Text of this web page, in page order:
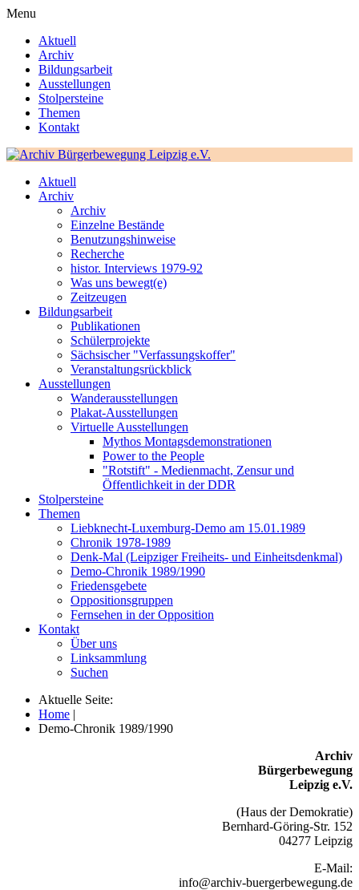
Menu
Aktuell
Archiv
Bildungsarbeit
Ausstellungen
Stolpersteine
Themen
Kontakt
Aktuell
Archiv
Archiv
Einzelne Bestände
Benutzungshinweise
Recherche
histor. Interviews 1979-92
Was uns bewegt(e)
Zeitzeugen
Bildungsarbeit
Publikationen
Schülerprojekte
Sächsischer "Verfassungskoffer"
Veranstaltungsrückblick
Ausstellungen
Wanderausstellungen
Plakat-Ausstellungen
Virtuelle Ausstellungen
Mythos Montagsdemonstrationen
Power to the People
"Rotstift" - Medienmacht, Zensur und
Öffentlichkeit in der DDR
Stolpersteine
Themen
Liebknecht-Luxemburg-Demo am 15.01.1989
Chronik 1978-1989
Denk-Mal (Leipziger Freiheits- und Einheitsdenkmal)
Demo-Chronik 1989/1990
Friedensgebete
Oppositionsgruppen
Fernsehen in der Opposition
Kontakt
Über uns
Linksammlung
Suchen
Aktuelle Seite:
Home |
Demo-Chronik 1989/1990
Archiv
Bürgerbewegung
Leipzig e.V.
(Haus der Demokratie)
Bernhard-Göring-Str. 152
04277 Leipzig
E-Mail:
info@archiv-buergerbewegung.de